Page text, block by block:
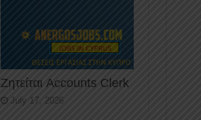
Ζητείται Accounts Clerk
July 17, 2026